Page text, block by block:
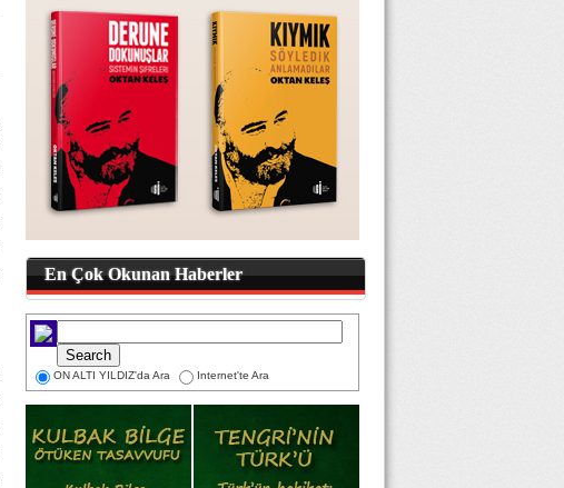
En Çok Okunan Haberler
ON ALTI YILDIZ'da Ara Internet'te Ara